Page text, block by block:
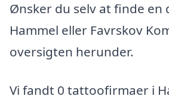
Ønsker du selv at finde
Hammel eller Favrskov
oversigten herunder.
Vi fandt 0 tattoofirmaer i